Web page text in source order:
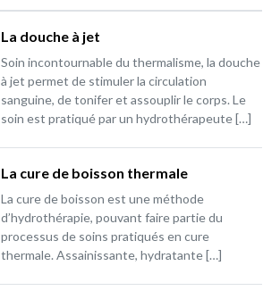
La douche à jet
Soin incontournable du thermalisme, la douche
à jet permet de stimuler la circulation
sanguine, de tonifer et assouplir le corps. Le
soin est pratiqué par un hydrothérapeute […]
La cure de boisson thermale
La cure de boisson est une méthode
d’hydrothérapie, pouvant faire partie du
processus de soins pratiqués en cure
thermale. Assainissante, hydratante […]